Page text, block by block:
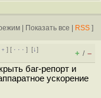
| Показать все | RSS ]
] [ · · ·][↓]
+ / –
баг-репорт и
ускорение